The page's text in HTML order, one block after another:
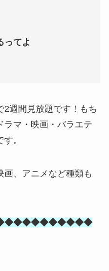
ってよ
2週間見放題です！もち
ラマ・映画・バラエテ
。
画、アニメなど種類も